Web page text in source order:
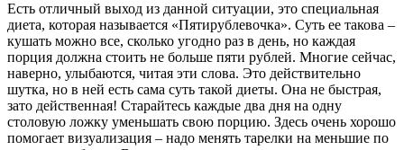
Есть отличный выход из данной ситуации, это специальная
диета, которая называется «Пятирублевочка». Суть ее такова –
кушать можно все, сколько угодно раз в день, но каждая
порция должна стоить не больше пяти рублей. Многие сейчас,
наверно, улыбаются, читая эти слова. Это действительно
шутка, но в ней есть сама суть такой диеты. Она не быстрая,
зато действенная! Старайтесь каждые два дня на одну
столовую ложку уменьшать свою порцию. Здесь очень хорошо
помогает визуализация – надо менять тарелки на меньшие по